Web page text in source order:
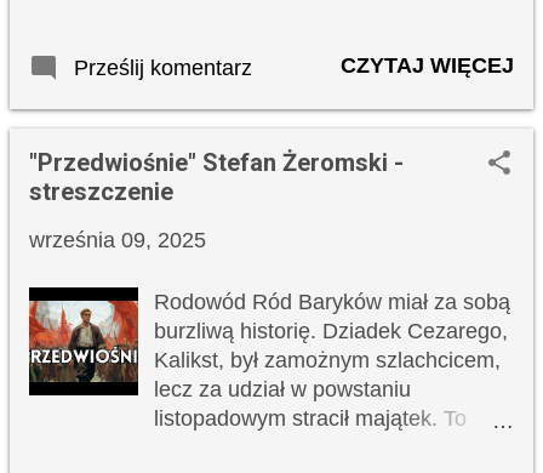
ksiądz siada na polu i obserwuje
orzącego ziemię i różne osoby
przechodzące wiejską drogą:
dziewczynę z krową, Żyda
prowadzonego przez psa. Wokół
opustoszałe pola, rzeka wijąca się
przez wieś, staw, sady mieniące się
czerwono-żółtymi barwami.
Wędrując miedzami, ksiądz
zatrzymuje się przy ludziach
Prześlij komentarz CZYTAJ WIĘCEJ
"Przedwiośnie" Stefan Żeromski -
streszczenie
września 09, 2025
Rodowód Ród Baryków miał za sobą
burzliwą historię. Dziadek Cezarego,
Kalikst, był zamożnym szlachcicem,
lecz za udział w powstaniu
listopadowym stracił majątek. To